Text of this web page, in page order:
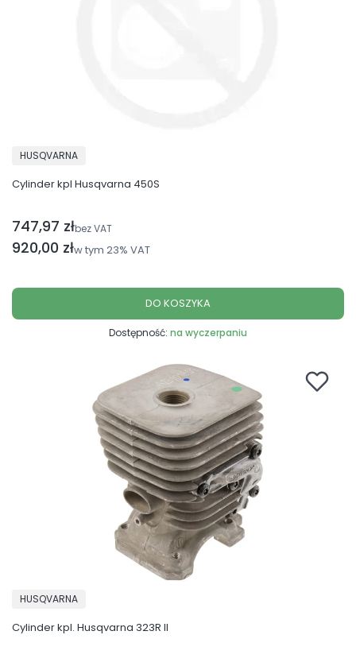
Cylinder kpl Husqvarna 450S
PRODUCENT
HUSQVARNA
Cena brutto
920,00 złw tym 23% VAT
Cena netto
747,97 złbez VAT
DO KOSZYKA
Dostępność: na wyczerpaniu
Cylinder kpl. Husqvarna 323R II
PRODUCENT
HUSQVARNA